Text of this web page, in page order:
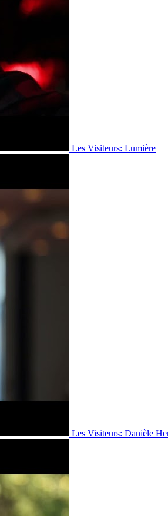
Les Visiteurs: Lumière
Les Visiteurs: Danièle